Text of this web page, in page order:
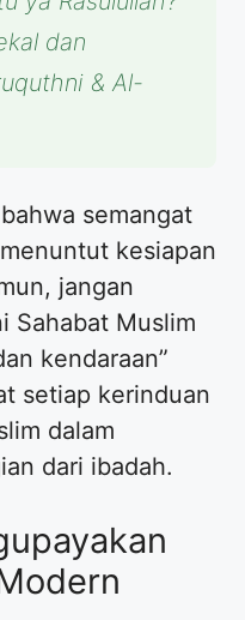
dan
& Al-
semangat
kesiapan
jangan
Sahabat Muslim
kendaraan”
setiap kerinduan
dalam
dari ibadah.